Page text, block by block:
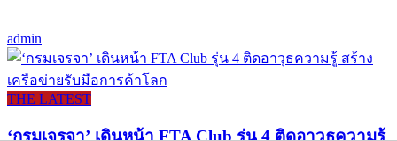
admin
THE LATEST
‘กรมเจรจา’ เดินหน้า FTA Club รุ่น 4 ติดอาวุธความรู้